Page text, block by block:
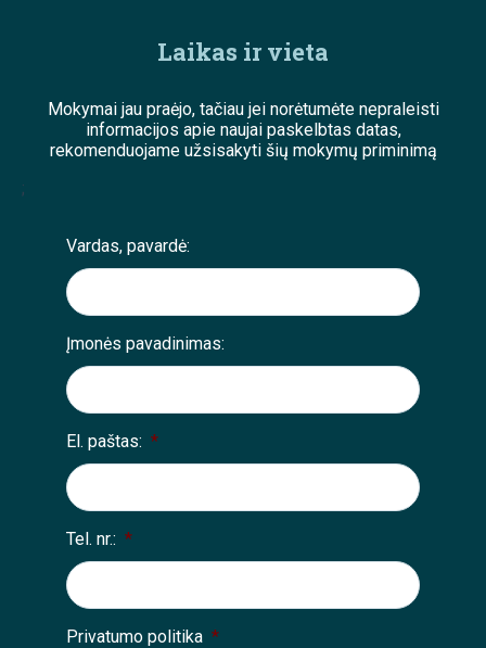
Laikas ir vieta
Mokymai jau praėjo, tačiau jei norėtumėte nepraleisti
informacijos apie naujai paskelbtas datas,
rekomenduojame užsisakyti šių mokymų priminimą
;
Vardas, pavardė:
Įmonės pavadinimas:
El. paštas: *
Tel. nr.: *
Privatumo politika *